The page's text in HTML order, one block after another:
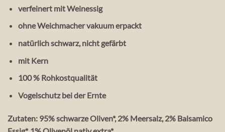
verfeinert mit Weinessig
ohne Weichmacher vakuum erpackt
natürlich schwarz, nicht gefärbt
mit Kern
100 % Rohkostqualität
Vogelschutz bei der Ernte
Zutaten: 95% schwarze Oliven*, 2% Meersalz, 2% Balsamico